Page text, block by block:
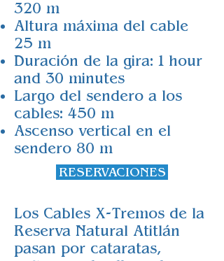
320 m
Altura máxima del cable
25 m
Duración de la gira: 1 hour
and 30 minutes
Largo del sendero a los
cables: 450 m
Ascenso vertical en el
sendero 80 m
RESERVACIONES
Los Cables X-Tremos de la
Reserva Natural Atitlán
pasan por cataratas,